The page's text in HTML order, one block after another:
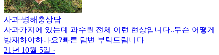
사과·병해충상담
사과가지에 있는데 과수원 전체 이런 현상입니다..무슨 어떻게
방재하야하나요?빠른 답변 부탁드립니다
21년 10월 5일 ·